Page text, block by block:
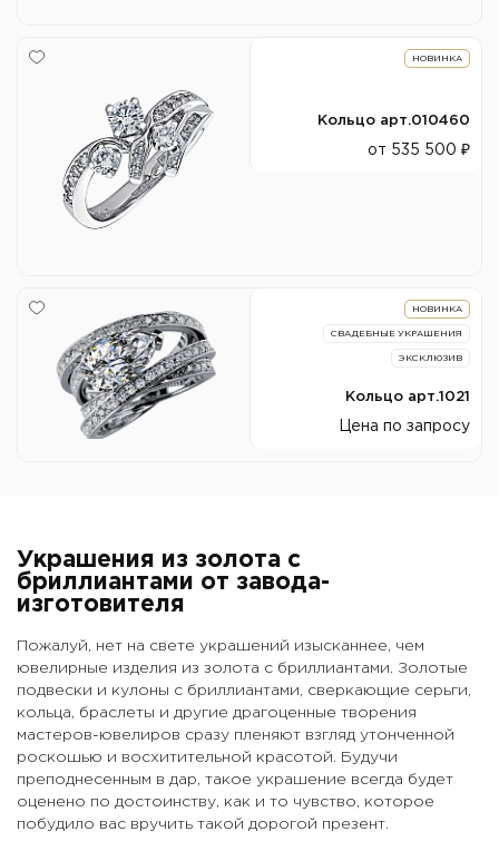
НОВИНКА
Кольцо арт.010460
от 535 500 ₽
НОВИНКА
СВАДЕБНЫЕ УКРАШЕНИЯ
ЭКСКЛЮЗИВ
Кольцо арт.1021
Цена по запросу
Украшения из золота с
бриллиантами от завода-
изготовителя
Пожалуй, нет на свете украшений изысканнее, чем
ювелирные изделия из золота с бриллиантами. Золотые
подвески и кулоны с бриллиантами, сверкающие серьги,
кольца, браслеты и другие драгоценные творения
мастеров-ювелиров сразу пленяют взгляд утонченной
роскошью и восхитительной красотой. Будучи
преподнесенным в дар, такое украшение всегда будет
оценено по достоинству, как и то чувство, которое
побудило вас вручить такой дорогой презент.